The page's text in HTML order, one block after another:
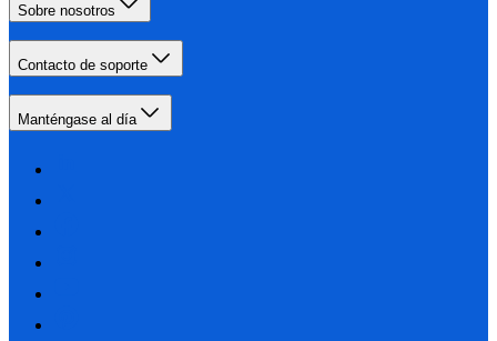
Sobre nosotros
Contacto de soporte
Manténgase al día